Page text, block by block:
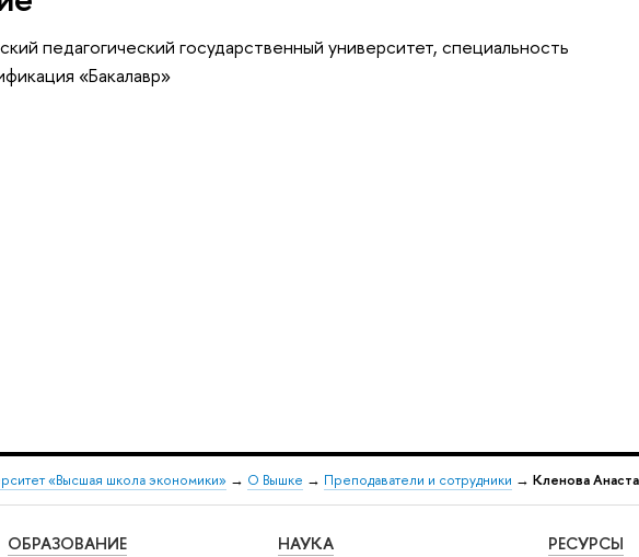
педагогический государственный университет, специальность
«Бакалавр»
«Высшая школа экономики» → О Вышке → Преподаватели и сотрудники → Кленова
ОБРАЗОВАНИЕ НАУКА РЕСУРСЫ